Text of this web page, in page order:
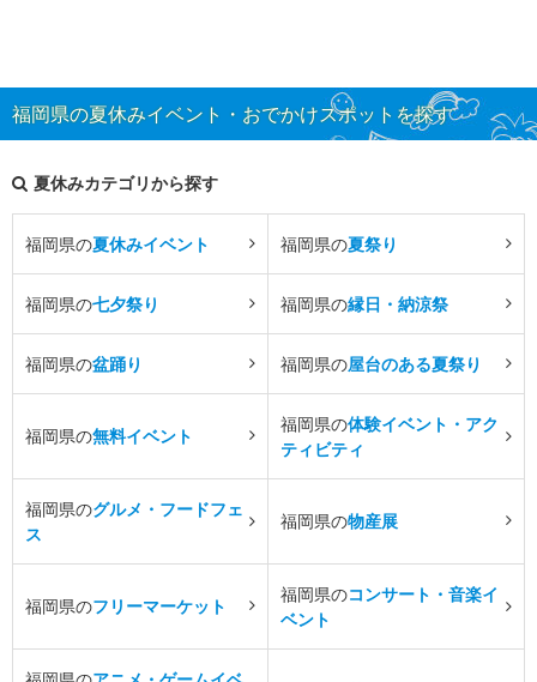
福岡県の夏休みイベント・おでかけスポットを探す
夏休みカテゴリから探す
福岡県の夏休みイベント 福岡県の夏祭り
福岡県の七夕祭り 福岡県の縁日・納涼祭
福岡県の盆踊り 福岡県の屋台のある夏祭り
福岡県の無料イベント
福岡県の体験イベント・アク
ティビティ
福岡県のグルメ・フードフェ
ス
福岡県の物産展
福岡県のフリーマーケット
福岡県のコンサート・音楽イ
ベント